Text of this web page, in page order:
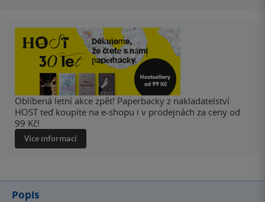
Oblíbená letní akce zpět! Paperbacky z nakladatelství
HOST teď koupíte na e-shopu i v prodejnách za ceny od
99 Kč!
Více informací
Popis